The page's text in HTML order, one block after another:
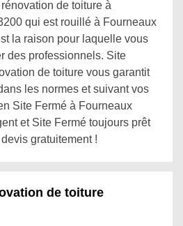
de toiture à
qui est rouillé à Fourneaux
la raison pour laquelle vous
des professionnels. Site
de toiture vous garantit
les normes et suivant vos
Site Fermé à Fourneaux
et Site Fermé toujours prêt
gratuitement !
de toiture